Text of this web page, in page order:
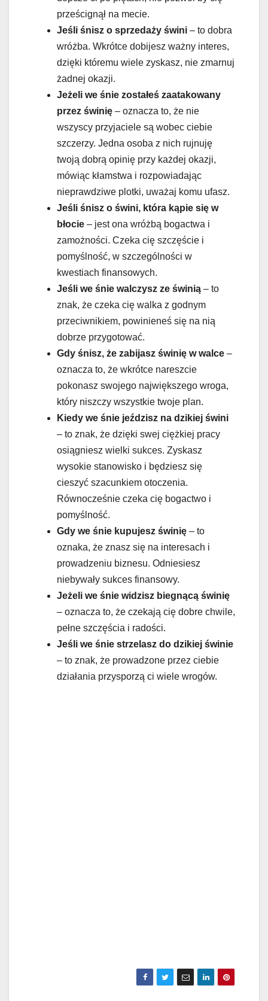
prześcignął na mecie.
Jeśli śnisz o sprzedaży świni – to dobra
wróżba. Wkrótce dobijesz ważny interes,
dzięki któremu wiele zyskasz, nie zmarnuj
żadnej okazji.
Jeżeli we śnie zostałeś zaatakowany
przez świnię – oznacza to, że nie
wszyscy przyjaciele są wobec ciebie
szczerzy. Jedna osoba z nich rujnuję
twoją dobrą opinię przy każdej okazji,
mówiąc kłamstwa i rozpowiadając
nieprawdziwe plotki, uważaj komu ufasz.
Jeśli śnisz o świni, która kąpie się w
błocie – jest ona wróżbą bogactwa i
zamożności. Czeka cię szczęście i
pomyślność, w szczególności w
kwestiach finansowych.
Jeśli we śnie walczysz ze świnią – to
znak, że czeka cię walka z godnym
przeciwnikiem, powinieneś się na nią
dobrze przygotować.
Gdy śnisz, że zabijasz świnię w walce –
oznacza to, że wkrótce nareszcie
pokonasz swojego największego wroga,
który niszczy wszystkie twoje plan.
Kiedy we śnie jeździsz na dzikiej świni
– to znak, że dzięki swej ciężkiej pracy
osiągniesz wielki sukces. Zyskasz
wysokie stanowisko i będziesz się
cieszyć szacunkiem otoczenia.
Równocześnie czeka cię bogactwo i
pomyślność.
Gdy we śnie kupujesz świnię – to
oznaka, że znasz się na interesach i
prowadzeniu biznesu. Odniesiesz
niebywały sukces finansowy.
Jeżeli we śnie widzisz biegnącą świnię
– oznacza to, że czekają cię dobre chwile,
pełne szczęścia i radości.
Jeśli we śnie strzelasz do dzikiej świnie
– to znak, że prowadzone przez ciebie
działania przysporzą ci wiele wrogów.